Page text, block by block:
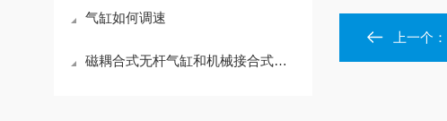
气缸如何调速
磁耦合式无杆气缸和机械接合式无杆气缸的不同点是什么？
上一个：